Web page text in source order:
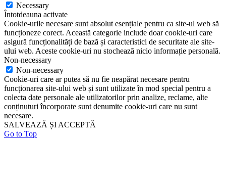
Necessary
Întotdeauna activate
Cookie-urile necesare sunt absolut esențiale pentru ca site-ul web să
funcționeze corect. Această categorie include doar cookie-uri care
asigură funcționalități de bază și caracteristici de securitate ale site-
ului web. Aceste cookie-uri nu stochează nicio informație personală.
Non-necessary
Non-necessary
Cookie-uri care ar putea să nu fie neapărat necesare pentru
funcționarea site-ului web și sunt utilizate în mod special pentru a
colecta date personale ale utilizatorilor prin analize, reclame, alte
conținuturi încorporate sunt denumite cookie-uri care nu sunt
necesare.
SALVEAZĂ ȘI ACCEPTĂ
Go to Top